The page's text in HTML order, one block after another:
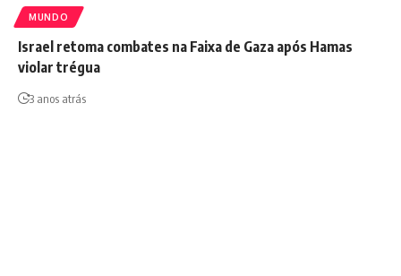
MUNDO
Israel retoma combates na Faixa de Gaza após Hamas
violar trégua
3 anos atrás